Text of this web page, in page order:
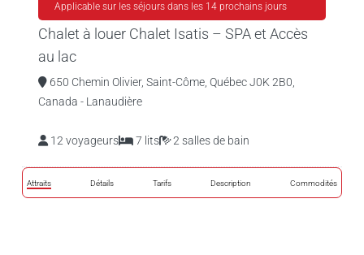
Applicable sur les séjours dans les 14 prochains jours
Chalet à louer Chalet Isatis – SPA et Accès
au lac
650 Chemin Olivier, Saint-Côme, Québec J0K 2B0,
Canada - Lanaudière
12 voyageurs 7 lits 2 salles de bain
Attraits Détails Tarifs Description Commodités